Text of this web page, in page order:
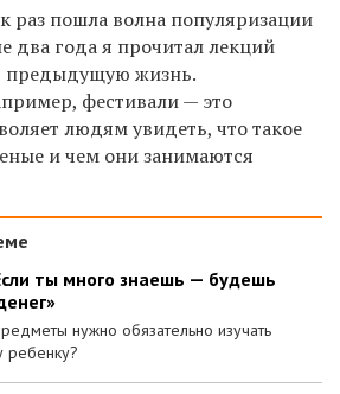
раз пошла волна популяризации
два года я прочитал лекций
предыдущую жизнь.
фестивали — это
людям увидеть, что такое
и чем они занимаются
ты много знаешь — будешь
нужно обязательно изучать